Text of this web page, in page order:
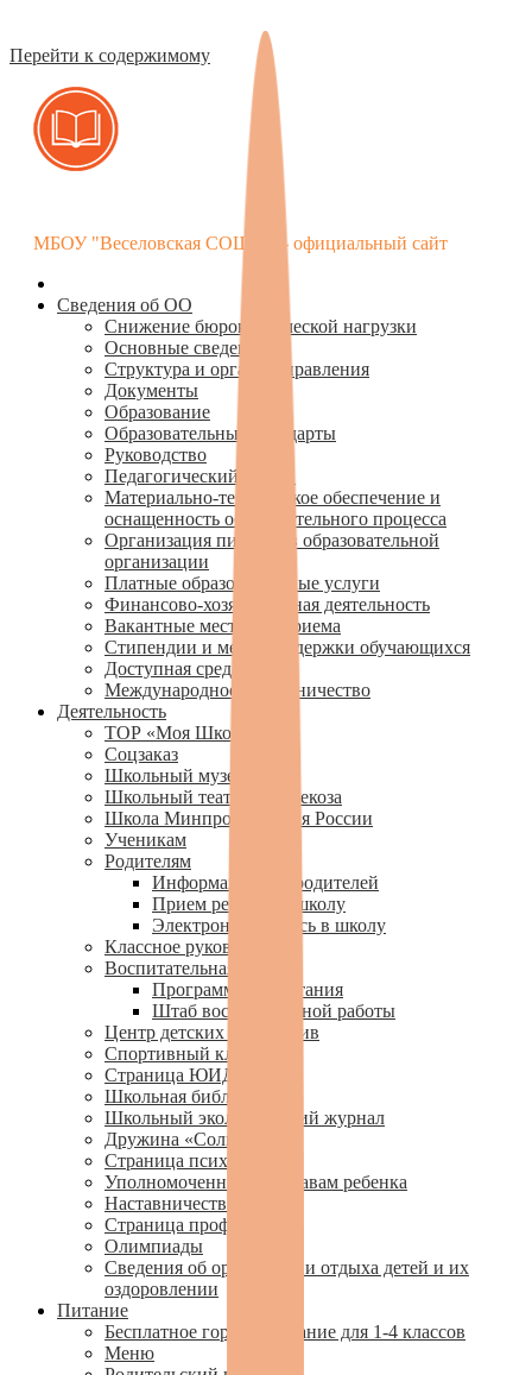
Перейти к содержимому
МБОУ "Веселовская СОШ " — официальный сайт
Сведения об ОО
Снижение бюрократической нагрузки
Основные сведения
Структура и органы управления
Документы
Образование
Образовательные стандарты
Руководство
Педагогический состав
Материально-техническое обеспечение и
оснащенность образовательного процесса
Организация питания в образовательной
организации
Платные образовательные услуги
Финансово-хозяйственная деятельность
Вакантные места для приема
Стипендии и меры поддержки обучающихся
Доступная среда
Международное сотрудничество
Деятельность
ТОР «Моя Школа»
Соцзаказ
Школьный музей
Школьный театр — Стрекоза
Школа Минпросвещения России
Ученикам
Родителям
Информация для родителей
Прием ребенка в школу
Электронная запись в школу
Классное руководство
Воспитательная работа
Программа воспитания
Штаб воспитательной работы
Центр детских инициатив
Спортивный клуб
Страница ЮИД
Школьная библиотека
Школьный экологический журнал
Дружина «Солнечная»
Страница психолога
Уполномоченный по правам ребенка
Наставничество
Страница профсоюза
Олимпиады
Сведения об организации отдыха детей и их
оздоровлении
Питание
Бесплатное горячее питание для 1-4 классов
Меню